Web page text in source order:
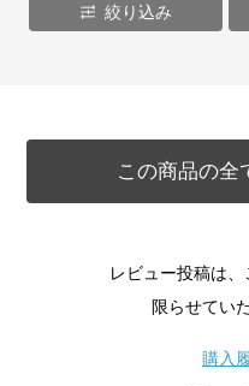
絞り込み
この商品の全
レビュー投稿は
限らせてい
購入